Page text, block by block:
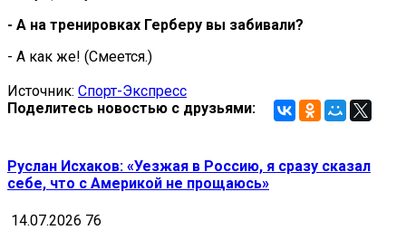
- А на тренировках Герберу вы забивали?
- А как же! (Смеется.)
Источник: Спорт-Экспресс
Поделитесь новостью с друзьями:
Руслан Исхаков: «Уезжая в Россию, я сразу сказал
себе, что с Америкой не прощаюсь»
14.07.2026 76